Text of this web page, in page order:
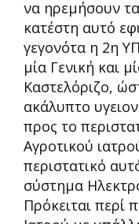
να ηρεμήσουν
κατέστη αυτό
γεγονότα η 2η
μία Γενική και
Καστελόριζο,
ακάλυπτο
προς το
Αγροτικού
περιστατικό
σύστημα
Πρόκειται περί